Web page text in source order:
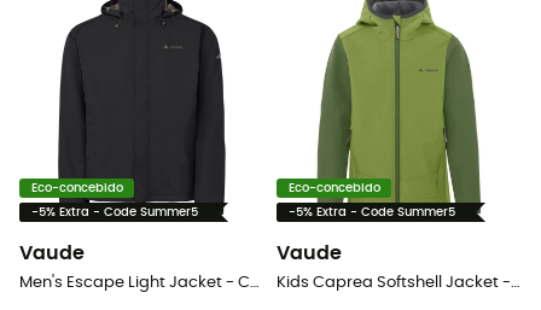
Eco-concebido
-5% Extra - Code Summer5
Vaude
Men's Escape Light Jacket - Casaco impermeável homem
Eco-concebido
-5% Extra - Code Summer5
Vaude
Kids Caprea Softshell Jacket - Casaco softshell criança